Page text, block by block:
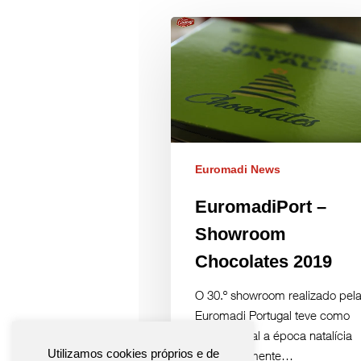
Euromadi News
EuromadiPort –
Showroom
Chocolates 2019
O 30.º showroom realizado pela
Euromadi Portugal teve como
tema central a época natalícia
especificamente…
Utilizamos cookies próprios e de